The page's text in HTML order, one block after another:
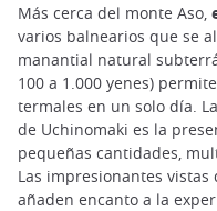
Más cerca del monte Aso,
varios balnearios que se
manantial natural
100 a 1.000 yenes)
termales en un solo día.
de Uchinomaki es la
pequeñas cantidades,
Las impresionantes
añaden encanto a la